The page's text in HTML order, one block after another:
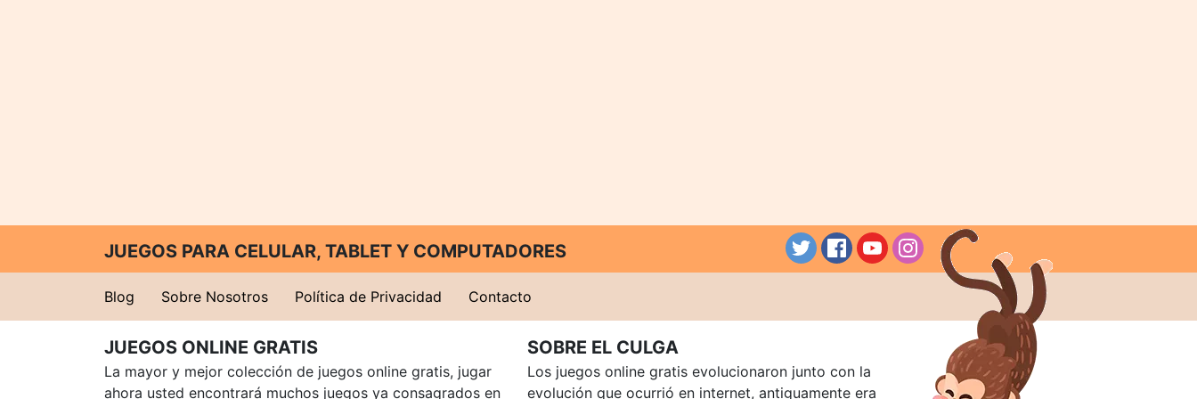
JUEGOS PARA CELULAR, TABLET Y COMPUTADORES
Blog Sobre Nosotros Política de Privacidad Contacto
JUEGOS ONLINE GRATIS
La mayor y mejor colección de juegos online gratis, jugar
ahora usted encontrará muchos juegos ya consagrados en
SOBRE EL CULGA
Los juegos online gratis evolucionaron junto con la
evolución que ocurrió en internet, antiguamente era